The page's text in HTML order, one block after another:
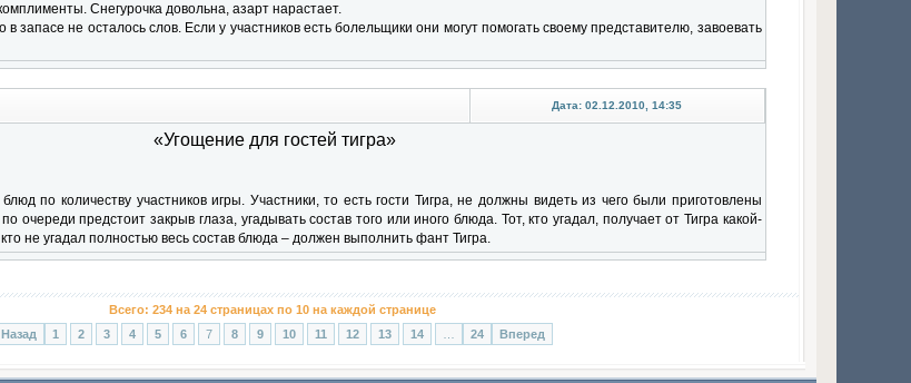
Снегурочка довольна, азарт нарастает.
в запасе не осталось слов. Если у участников есть болельщики они могут помогать своему представителю, завоевать
Дата: 02.12.2010, 14:35
«Угощение для гостей тигра»
по количеству участников игры. Участники, то есть гости Тигра, не должны видеть из чего были приготовлены
очереди предстоит закрыв глаза, угадывать состав того или иного блюда. Тот, кто угадал, получает от Тигра какой-
не угадал полностью весь состав блюда – должен выполнить фант Тигра.
Всего:234 на24 страницах по10 на каждой странице
Назад
1 2 3 4 5 6 7 8 9 10 11 12 13 14 24 Вперед